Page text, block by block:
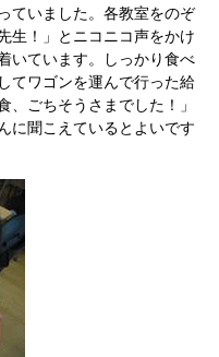
ていました。各教室をのぞ
生！」とニコニコ声をかけ
いています。しっかり食べ
てワゴンを運んで行った給
ごちそうさまでした！」
に聞こえているとよいです